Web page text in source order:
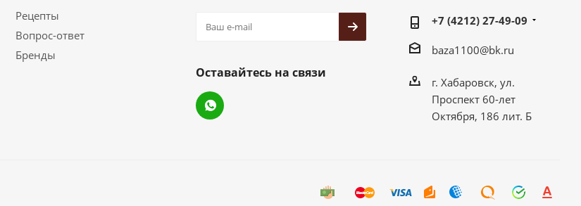
Рецепты
Вопрос-ответ
Бренды
Оставайтесь на связи
+7 (4212) 27-49-09
baza1100@bk.ru
г. Хабаровск, ул.
Проспект 60-лет
Октября, 186 лит. Б